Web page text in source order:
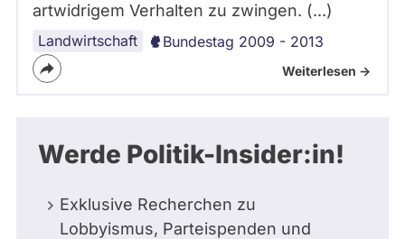
artwidrigem Verhalten zu zwingen. (...)
Landwirtschaft Bundestag 2009 - 2013
Weiterlesen ->
Werde Politik-Insider:in!
Exklusive Recherchen zu
Lobbyismus, Parteispenden und